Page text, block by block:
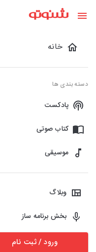
خانه
دسته بندی ها
پادکست
کتاب صوتی
موسیقی
وبلاگ
بخش برنامه ساز
ورود / ثبت نام